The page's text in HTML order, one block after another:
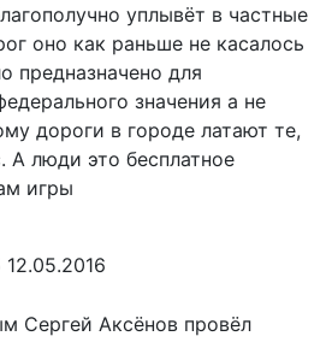
уплывёт в частные
оно как раньше не касалось
предназначено для
значения а не
дороги в городе латают те,
А люди это бесплатное
игры
12.05.2016
Сергей Аксёнов провёл